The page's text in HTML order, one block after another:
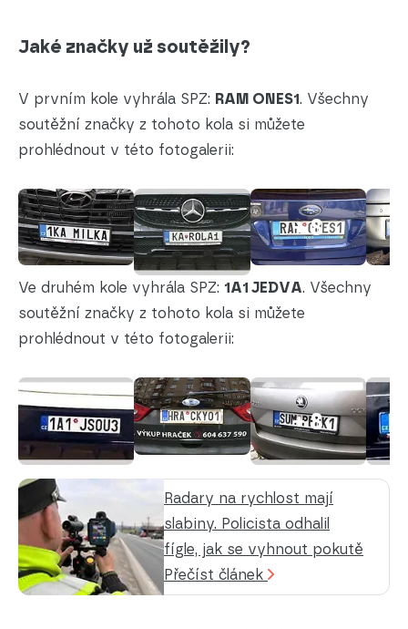
Jaké značky už soutěžily?
V prvním kole vyhrála SPZ: RAM ONES1. Všechny
soutěžní značky z tohoto kola si můžete
prohlédnout v této fotogalerii:
+ 8
Ve druhém kole vyhrála SPZ: 1A1 JEDVA. Všechny
soutěžní značky z tohoto kola si můžete
prohlédnout v této fotogalerii:
+ 8
Radary na rychlost mají
slabiny. Policista odhalil
fígle, jak se vyhnout pokutě
Přečíst článek